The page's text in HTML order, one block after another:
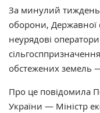
За минулий тиждень
оборони, Державної
неурядові
обстежених земель
Про це повідомила
України — Міністр